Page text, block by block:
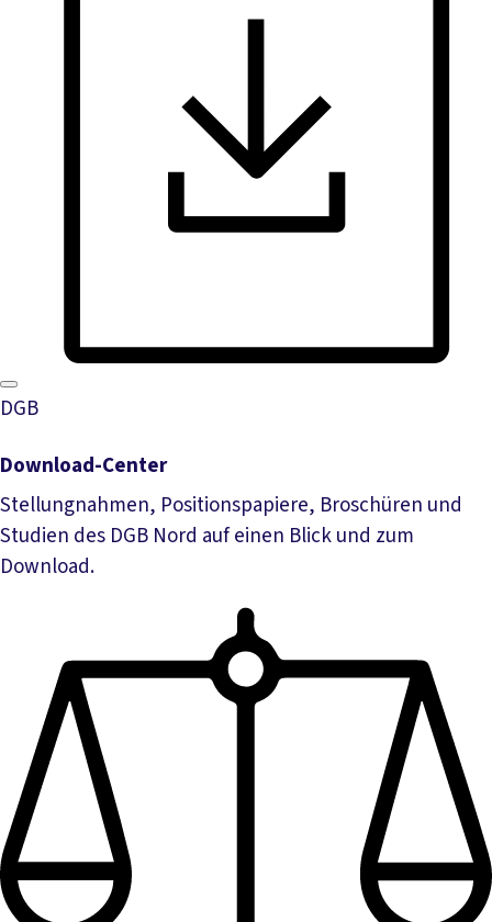
DGB
Download-Center
Stellungnahmen, Positionspapiere, Broschüren und
Studien des DGB Nord auf einen Blick und zum
Download.